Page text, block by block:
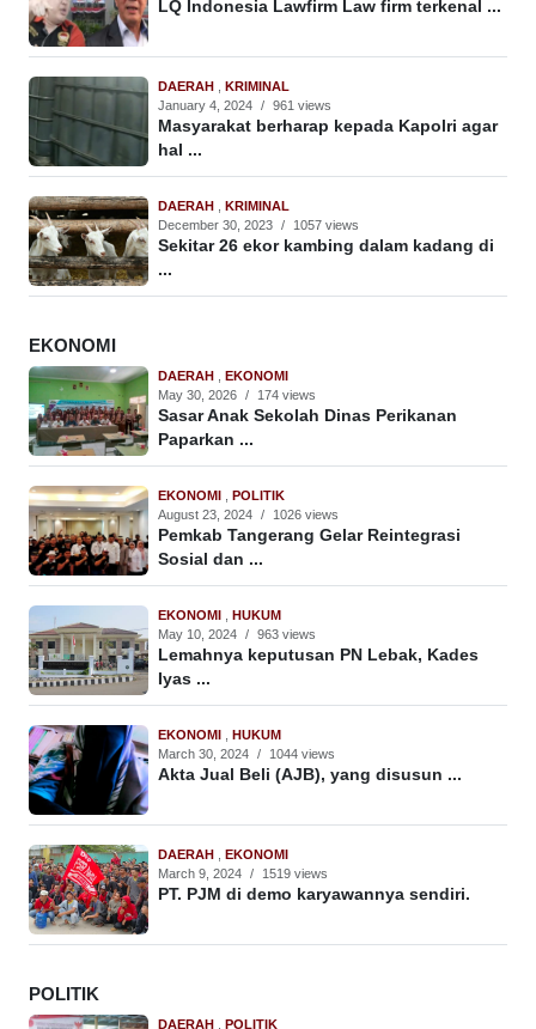
LQ Indonesia Lawfirm Law firm terkenal ...
DAERAH
KRIMINAL
January 4, 2024 / 961 views
Masyarakat berharap kepada Kapolri agar
hal ...
DAERAH
KRIMINAL
December 30, 2023 / 1057 views
Sekitar 26 ekor kambing dalam kadang di
...
EKONOMI
DAERAH
EKONOMI
May 30, 2026 / 174 views
Sasar Anak Sekolah Dinas Perikanan
Paparkan ...
EKONOMI
POLITIK
August 23, 2024 / 1026 views
Pemkab Tangerang Gelar Reintegrasi
Sosial dan ...
EKONOMI
HUKUM
May 10, 2024 / 963 views
Lemahnya keputusan PN Lebak, Kades
Iyas ...
EKONOMI
HUKUM
March 30, 2024 / 1044 views
Akta Jual Beli (AJB), yang disusun ...
DAERAH
EKONOMI
March 9, 2024 / 1519 views
PT. PJM di demo karyawannya sendiri.
POLITIK
DAERAH
POLITIK